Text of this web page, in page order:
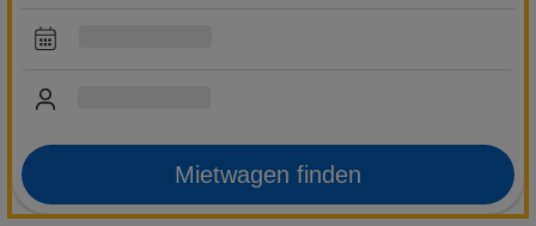
Mietwagen finden